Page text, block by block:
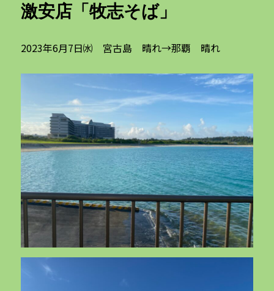
激安店「牧志そば」
2023年6月7日㈬ 宮古島 晴れ→那覇 晴れ